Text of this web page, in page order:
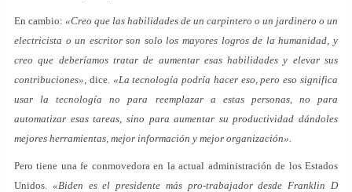
En cambio: «Creo que las habilidades de un carpintero o un jardinero o un
electricista o un escritor son solo los mayores logros de la humanidad, y
creo que deberíamos tratar de aumentar esas habilidades y elevar sus
contribuciones», dice. «La tecnología podría hacer eso, pero eso significa
usar la tecnología no para reemplazar a estas personas, no para
automatizar esas tareas, sino para aumentar su productividad dándoles
mejores herramientas, mejor información y mejor organización».
Pero tiene una fe conmovedora en la actual administración de los Estados
Unidos. «Biden es el presidente más pro-trabajador desde Franklin D